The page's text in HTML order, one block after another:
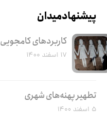
پیشنهاد میدان
کاربرد‌های کامجویی
۱۷ اسفند ۱۴۰۰
تطهیر پهنه‌های شهری
۵ اسفند ۱۴۰۰